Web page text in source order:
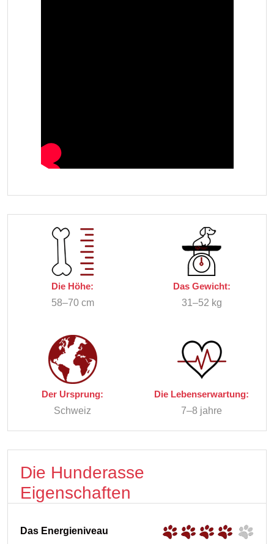
Die Höhe:
58–70 cm
Das Gewicht:
31–52 kg
Der Ursprung:
Schweiz
Die Lebenserwartung:
7–8 jahre
Die Hunderasse
Eigenschaften
Das Energieniveau